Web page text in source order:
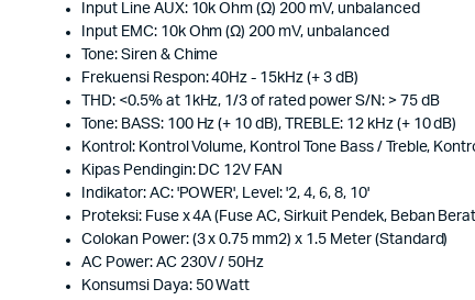
Input Line AUX: 10k Ohm (Ω) 200 mV, unbalanced
Input EMC: 10k Ohm (Ω) 200 mV, unbalanced
Tone: Siren & Chime
Frekuensi Respon: 40Hz - 15kHz (+ 3 dB)
THD: <0.5% at 1kHz, 1/3 of rated power S/N: > 75 dB
Tone: BASS: 100 Hz (+ 10 dB), TREBLE: 12 kHz (+ 10 dB)
Kontrol: Kontrol Volume, Kontrol Tone Bass / Treble,
Kipas Pendingin: DC 12V FAN
Indikator: AC: 'POWER', Level: '2, 4, 6, 8, 10'
Proteksi: Fuse x 4A (Fuse AC, Sirkuit Pendek, Beban
Colokan Power: (3 x 0.75 mm2) x 1.5 Meter (Standard)
AC Power: AC 230V / 50Hz
Konsumsi Daya: 50 Watt